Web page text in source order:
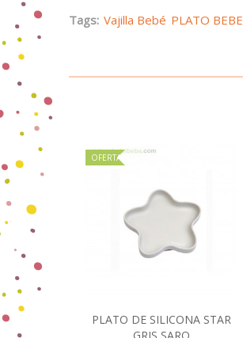
Tags: Vajilla Bebé PLATO BEBE
OFERTA
Añadir al carrito
PLATO DE SILICONA STAR